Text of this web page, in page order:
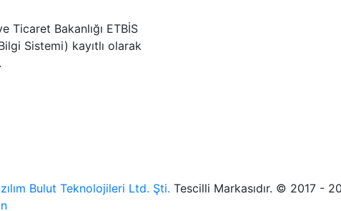
Ticaret Bakanlığı ETBİS
Sistemi) kayıtlı olarak
Bulut Teknolojileri Ltd. Şti. Tescilli Markasıdır. © 2017 -